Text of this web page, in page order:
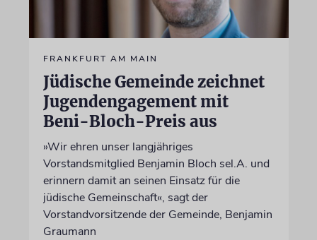
FRANKFURT AM MAIN
Jüdische Gemeinde zeichnet
Jugendengagement mit
Beni-Bloch-Preis aus
»Wir ehren unser langjähriges
Vorstandsmitglied Benjamin Bloch sel.A. und
erinnern damit an seinen Einsatz für die
jüdische Gemeinschaft«, sagt der
Vorstandvorsitzende der Gemeinde, Benjamin
Graumann